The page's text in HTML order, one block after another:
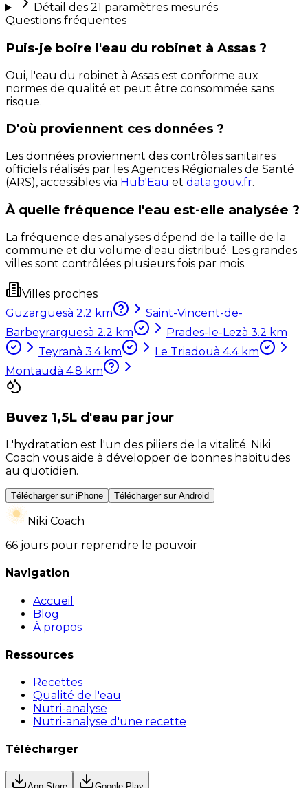
Détail des 21 paramètres mesurés
Questions fréquentes
Puis-je boire l'eau du robinet à Assas ?
Oui, l'eau du robinet à Assas est conforme aux
normes de qualité et peut être consommée sans
risque.
D'où proviennent ces données ?
Les données proviennent des contrôles sanitaires
officiels réalisés par les Agences Régionales de Santé
(ARS), accessibles via Hub'Eau et data.gouv.fr.
À quelle fréquence l'eau est-elle analysée ?
La fréquence des analyses dépend de la taille de la
commune et du volume d'eau distribué. Les grandes
villes sont contrôlées plusieurs fois par mois.
Villes proches
Guzarguesà 2.2 km
Saint-Vincent-de-
Barbeyrarguesà 2.2 km Prades-le-Lezà 3.2 km
Teyranà 3.4km Le Triadouà 4.4km
Montaudà 4.8 km
Buvez 1,5L d'eau par jour
L'hydratation est l'un des piliers de la vitalité. Niki
Coach vous aide à développer de bonnes habitudes
au quotidien.
Télécharger sur iPhone Télécharger sur Android
Niki Coach
66 jours pour reprendre le pouvoir
Navigation
Accueil
Blog
À propos
Ressources
Recettes
Qualité de l'eau
Nutri-analyse
Nutri-analyse d'une recette
Télécharger